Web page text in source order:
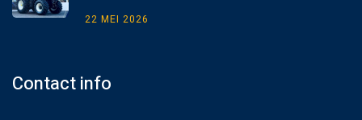
22 MEI 2026
Contact info